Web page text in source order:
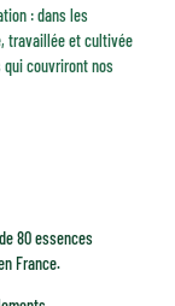
: dans les
travaillée et cultivée
qui couvriront nos
80 essences
France.